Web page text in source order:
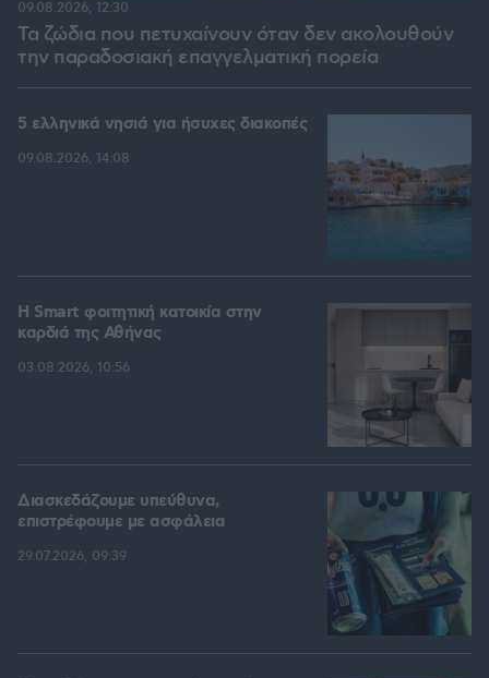
Τα ζώδια που πετυχαίνουν όταν δεν ακολουθούν
την παραδοσιακή επαγγελματική πορεία
09.08.2026, 12:30
5 ελληνικά νησιά για ήσυχες διακοπές
09.08.2026, 14:08
Η Smart φοιτητική κατοικία στην
καρδιά της Αθήνας
03.08.2026, 10:56
Διασκεδάζουμε υπεύθυνα,
επιστρέφουμε με ασφάλεια
29.07.2026, 09:39